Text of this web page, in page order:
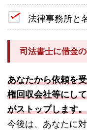
法律事務所と
司法書士に借金
あなたから依頼を
権回収会社等にし
がストップします。
今後は、あなたに